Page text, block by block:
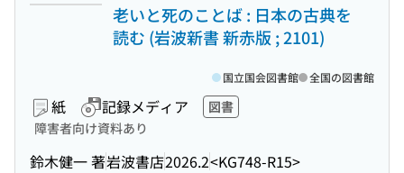
老いと死のことば : 日本の古典を
読む (岩波新書 新赤版 ; 2101)
紙 記録メディア
図書
障害者向け資料あり
鈴木健一 著岩波書店2026.2<KG748-R15>
国立国会図書館 全国の図書館